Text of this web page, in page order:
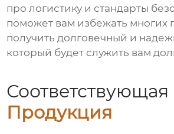
про логистику и стандарты
поможет вам избежать многих
получить долговечный и
который будет служить вам
Соответствующая
Продукция